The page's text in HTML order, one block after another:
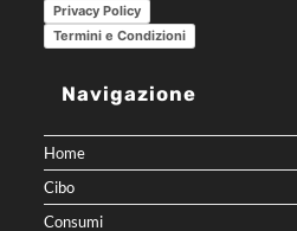
Privacy Policy
Termini e Condizioni
Navigazione
Home
Cibo
Consumi